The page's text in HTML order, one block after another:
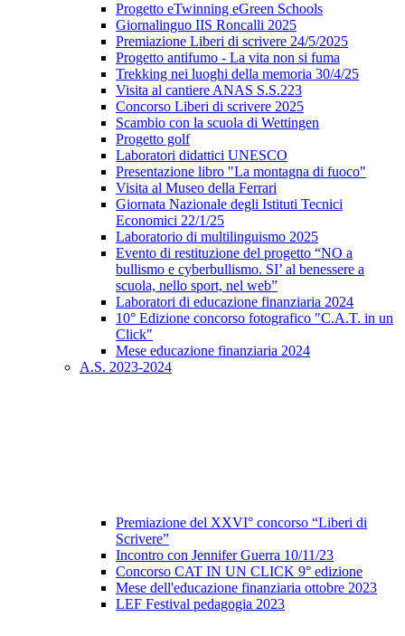
Progetto eTwinning eGreen Schools
Giornalinguo IIS Roncalli 2025
Premiazione Liberi di scrivere 24/5/2025
Progetto antifumo - La vita non si fuma
Trekking nei luoghi della memoria 30/4/25
Visita al cantiere ANAS S.S.223
Concorso Liberi di scrivere 2025
Scambio con la scuola di Wettingen
Progetto golf
Laboratori didattici UNESCO
Presentazione libro "La montagna di fuoco"
Visita al Museo della Ferrari
Giornata Nazionale degli Istituti Tecnici
Economici 22/1/25
Laboratorio di multilinguismo 2025
Evento di restituzione del progetto “NO a
bullismo e cyberbullismo. SI’ al benessere a
scuola, nello sport, nel web”
Laboratori di educazione finanziaria 2024
10° Edizione concorso fotografico "C.A.T. in un
Click"
Mese educazione finanziaria 2024
A.S. 2023-2024
Premiazione del XXVI° concorso “Liberi di
Scrivere”
Incontro con Jennifer Guerra 10/11/23
Concorso CAT IN UN CLICK 9° edizione
Mese dell'educazione finanziaria ottobre 2023
LEF Festival pedagogia 2023